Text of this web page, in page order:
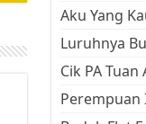
Aku Yang
Luruhnya
Cik PA Tuan
Perempuan